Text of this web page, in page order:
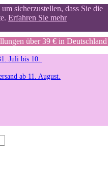
sicherzustellen, dass Sie die
Erfahren Sie mehr
über 39 € in Deutschland
Juli bis 10.
ab 11. August.